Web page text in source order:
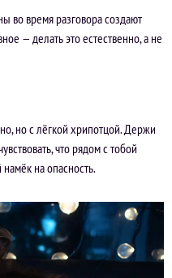
во время разговора создают
— делать это естественно, а не
но с лёгкой хрипотцой. Держи
что рядом с тобой
на опасность.